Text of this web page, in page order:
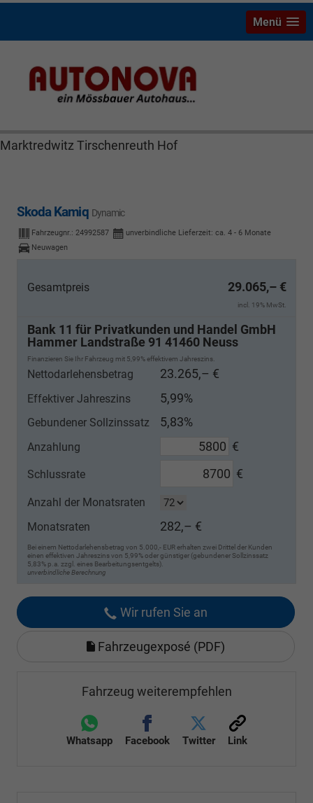
Skoda Kamiq Bayreuth Nützel Mössbauer Autonova
Brucker Räthel MGS Autohaus günstig Finanzierung
Marktredwitz Tirschenreuth Hof
Menü
Skoda Kamiq Dynamic
Fahrzeugnr.: 24992587
unverbindliche Lieferzeit: ca. 4 - 6 Monate
Neuwagen
Gesamtpreis 29.065,– €
incl. 19% MwSt.
Bank 11 für Privatkunden und Handel GmbH
Hammer Landstraße 91 41460 Neuss
Finanzieren Sie Ihr Fahrzeug mit 5,99% effektivem Jahreszins.
Nettodarlehensbetrag 23.265,– €
Effektiver Jahreszins 5,99%
Gebundener Sollzinssatz 5,83%
Anzahlung €
Schlussrate €
Anzahl der Monatsraten
Monatsraten
282,– €
Bei einem Nettodarlehensbetrag von 5.000,- EUR erhalten zwei Drittel der Kunden
einen effektiven Jahreszins von 5,99% oder günstiger (gebundener Sollzinssatz
5,83% p.a. zzgl. eines Bearbeitungsentgelts).
unverbindliche Berechnung
Wir rufen Sie an
Fahrzeugexposé (PDF)
Fahrzeug weiterempfehlen
Whatsapp Facebook Twitter Link